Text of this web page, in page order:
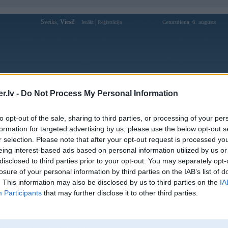
- Do Not Process My Personal Information
opt-out of the sale, sharing to third parties, or processing of your
for targeted advertising by us, please use the below opt-out
selection. Please note that after your opt-out request is processed
interest-based ads based on personal information utilized by us
to third parties prior to your opt-out. You may separately
of your personal information by third parties on the IAB’s list of
This information may also be disclosed by us to third parties on the
Participants that may further disclose it to other third parties.
Sveiks, Viesi! Ienākt Reģistrācija Ceturtdiena, 6. augusts
Forums Galerijas Reģistrācija Lietotāji
Lietotāja sunwin1netvn profils
Lietotājvārds:
sunwin1netvn
Ziņojumi forumā:
0
Pēdējie ziņojumi forumā